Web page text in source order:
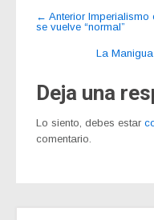
Navegación
de
entrada
← Anterior Imperialismo
se vuelve “normal”
La
Deja una
Lo siento, debes estar
comentario.